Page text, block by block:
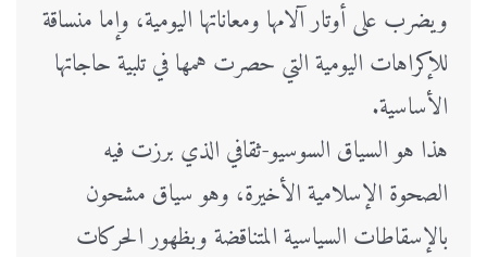
ويضرب على أوتار آلامها ومعاناتها اليومية، وإما منساقة
للإكراهات اليومية التي حصرت همها في تلبية حاجاتها
الأساسية.
هذا هو السياق السوسيو-ثقافي الذي برزت فيه
الصحوة الإسلامية الأخيرة، وهو سياق مشحون
بالإسقاطات السياسية المتناقضة وبظهور الحركات